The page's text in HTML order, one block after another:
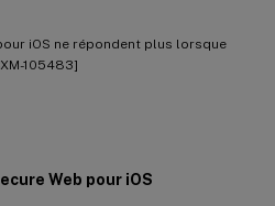
iOS ne répondent plus lorsque
105483]
Web pour iOS